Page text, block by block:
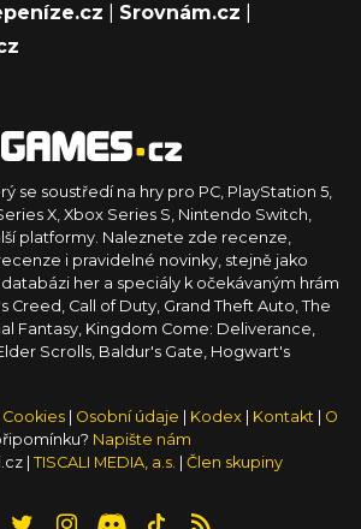
Srovnám.cz
se soustředí na hry pro PC, PlayStation 5,
X, Xbox Series S, Nintendo Switch,
platformy. Naleznete zde recenze,
i pravidelné novinky, stejně jako
her a speciály k očekávaným hrám
Creed, Call of Duty, Grand Theft Auto, The
Fantasy, Kingdom Come: Deliverance,
Scrolls, Baldur's Gate, Hogwart's
Cookies Osobní údaje Kodex Kontakt
O
Napište nám
| TISCALI MEDIA, a.s.
Člen skupiny